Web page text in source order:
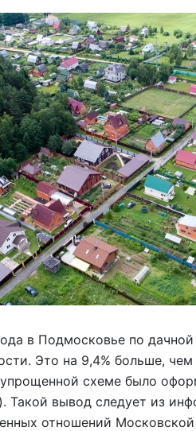
в Подмосковье по
Это на 9,4% больше,
схеме было
Такой вывод следует из
отношений Московской